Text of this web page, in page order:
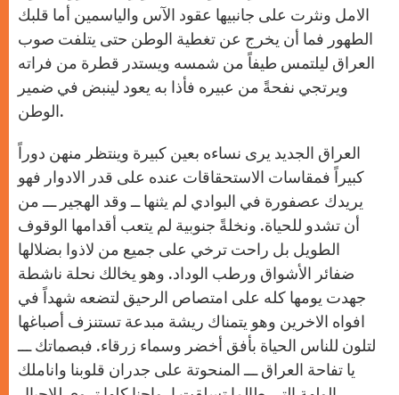
الامل ونثرت على جانبيها عقود الآس والياسمين أما قلبك
الطهور فما أن يخرج عن تغطية الوطن حتى يتلفت صوب
العراق ليلتمس طيفاً من شمسه ويستدر قطرة من فراته
ويرتجي نفحةً من عبيره فأذا به يعود لينبض في ضمير
الوطن.
العراق الجديد يرى نساءه بعين كبيرة وينتظر منهن دوراً
كبيراً فمقاسات الاستحقاقات عنده على قدر الادوار فهو
يريدك عصفورة في البوادي لم يثنها ــ وقد الهجير ـــ من
أن تشدو للحياة. ونخلةً جنوبية لم يتعب أقدامها الوقوف
الطويل بل راحت ترخي على جميع من لاذوا بضلالها
ضفائر الأشواق ورطب الوداد. وهو يخالك نحلة ناشطة
جهدت يومها كله على امتصاص الرحيق لتضعه شهداً في
افواه الاخرين وهو يتمناك ريشة مبدعة تستنزف أصباغها
لتلون للناس الحياة بأفق أخضر وسماء زرقاء. فبصماتك ـــ
يا تفاحة العراق ـــ المنحوتة على جدران قلوبنا واناملك